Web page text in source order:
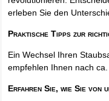
erleben Sie den
Praktische Tipps zur
Ein Wechsel Ihren
empfehlen Ihnen nach
Erfahren Sie, wie Sie von